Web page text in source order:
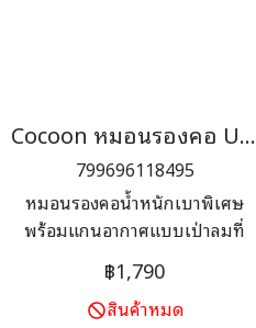
Cocoon หมอนรองคอ U-Shaped Down Neck Travel Pillow
799696118495
หมอนรองคอน้ำหนักเบาพิเศษ
พร้อมแกนอากาศแบบเป่าลมที่
เปลี่ยนได้และไส้ขนเป็ดแบบไฮโด
รโปบิก เปลือกของหมอนรองคอมี
ซิป (เพื่อเปลี่ยนแกนอากาศ) และ
฿1,790
สินค้าหมด